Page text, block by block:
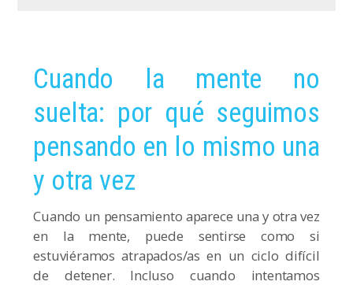
Cuando la mente no
suelta: por qué seguimos
pensando en lo mismo una
y otra vez
Cuando un pensamiento aparece una y otra vez
en la mente, puede sentirse como si
estuviéramos atrapados/as en un ciclo difícil
de detener. Incluso cuando intentamos